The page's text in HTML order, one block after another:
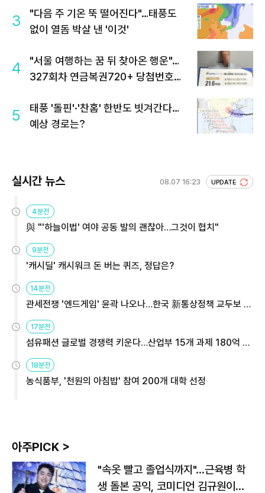
3
"다음 주 기온 뚝 떨어진다"…태풍도
없이 열돔 박살 낸 '이것'
4
"서울 여행하는 꿈 뒤 찾아온 행운"…
327회차 연금복권720+ 당첨번호조
5
태풍 '돌핀'·'찬홈' 한반도 빗겨간다…
예상 경로는?
실시간 뉴스 08.07 16:23 UPDATE
4분전
與 "'하늘이법' 여야 공동 발의 괜찮아…그것이 협치"
9분전
'캐시딜' 캐시워크 돈 버는 퀴즈, 정답은?
14분전
관세전쟁 '엔드게임' 윤곽 나오나…한국 新통상정책 교두보 활
17분전
섬유패션 글로벌 경쟁력 키운다…산업부 15개 과제 180억 지
18분전
농식품부, '천원의 아침밥' 참여 200개 대학 선정
아주PICK >
"속옷 빨고 졸업식까지"…근육병 학
생 돌본 공익, 코미디언 김규원이었